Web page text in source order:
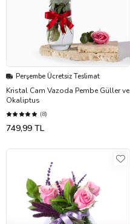
Perşembe Ücretsiz Teslimat
Kristal Cam Vazoda Pembe Güller ve
Okaliptus
(8)
749,99 TL